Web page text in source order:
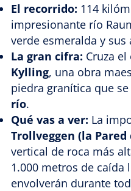
El recorrido: 114
impresionante río
verde esmeralda y sus
La gran cifra: Cruza
Kylling, una obra
piedra granítica que se
río.
Qué vas a ver: La
Trollveggen (la Pared
vertical de roca más
1.000 metros de
envolverán durante